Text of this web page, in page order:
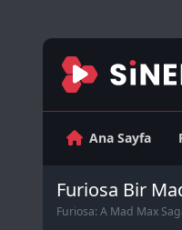
Ana Sayfa
Furiosa Bir
Furiosa: A Mad Max